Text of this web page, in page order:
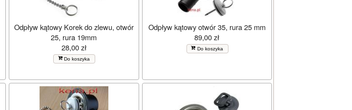
Odpływ kątowy Korek do zlewu, otwór
25, rura 19mm
28,00 zł
Do koszyka
Odpływ kątowy otwór 35, rura 25 mm
89,00 zł
Do koszyka